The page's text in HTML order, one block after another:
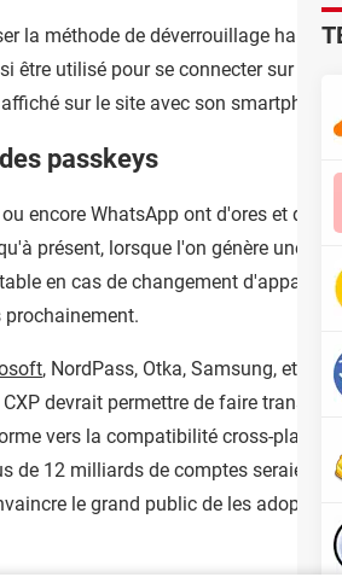
la méthode de déverrouillage
utilisé pour se connecter sur un
sur le site avec son smartphone.
passkeys
encore WhatsApp ont d'ores et déjà
présent, lorsque l'on génère une clé
en cas de changement d'appareil
, NordPass, Otka, Samsung, et SK
devrait permettre de faire transiter
vers la compatibilité cross-
de 12 milliards de comptes seraient
le grand public de les adopter